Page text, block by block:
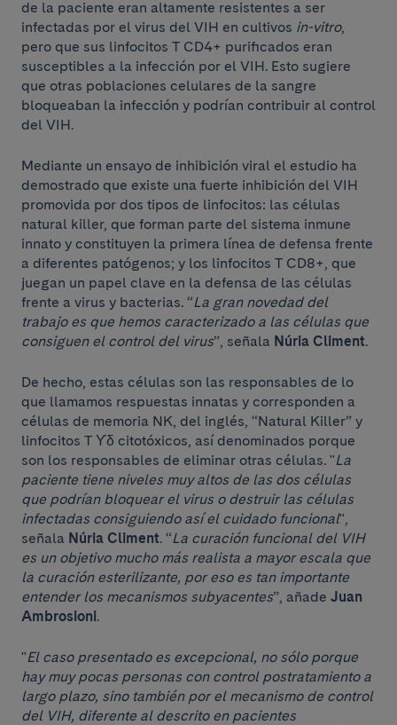
de la paciente eran altamente resistentes a ser
infectadas por el virus del VIH en cultivos in-vitro,
pero que sus linfocitos T CD4+ purificados eran
susceptibles a la infección por el VIH. Esto sugiere
que otras poblaciones celulares de la sangre
bloqueaban la infección y podrían contribuir al control
del VIH.
Mediante un ensayo de inhibición viral el estudio ha
demostrado que existe una fuerte inhibición del VIH
promovida por dos tipos de linfocitos: las células
natural killer, que forman parte del sistema inmune
innato y constituyen la primera línea de defensa frente
a diferentes patógenos; y los linfocitos T CD8+, que
juegan un papel clave en la defensa de las células
frente a virus y bacterias. “La gran novedad del
trabajo es que hemos caracterizado a las células que
consiguen el control del virus”, señala Núria Climent.
De hecho, estas células son las responsables de lo
que llamamos respuestas innatas y corresponden a
células de memoria NK, del inglés, “Natural Killer” y
linfocitos T ϒδ citotóxicos, así denominados porque
son los responsables de eliminar otras células. "La
paciente tiene niveles muy altos de las dos células
que podrían bloquear el virus o destruir las células
infectadas consiguiendo así el cuidado funcional",
señala Núria Climent. “La curación funcional del VIH
es un objetivo mucho más realista a mayor escala que
la curación esterilizante, por eso es tan importante
entender los mecanismos subyacentes”, añade Juan
Ambrosioni.
"El caso presentado es excepcional, no sólo porque
hay muy pocas personas con control postratamiento a
largo plazo, sino también por el mecanismo de control
del VIH, diferente al descrito en pacientes